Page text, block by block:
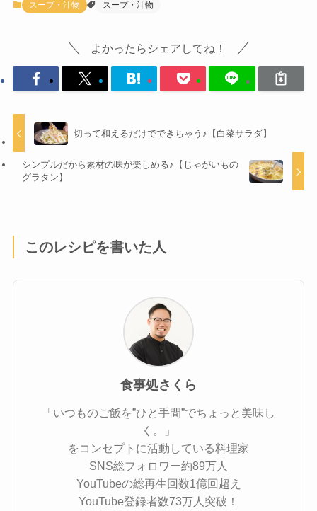
スープ・汁物 スープ・汁物
よかったらシェアしてね！
切って和えるだけでできちゃう♪【白菜サラダ】
シンプルだから素材の味が楽しめる♪【じゃがいもの
グラタン】
このレシピを書いた人
食事処さくら
「いつものご飯を”ひと手間”でちょっと美味し
く。」
をコンセプトに活動している料理家
SNS総フォロワー約89万人
YouTubeの総再生回数1億回超え
YouTube登録者数73万人突破！